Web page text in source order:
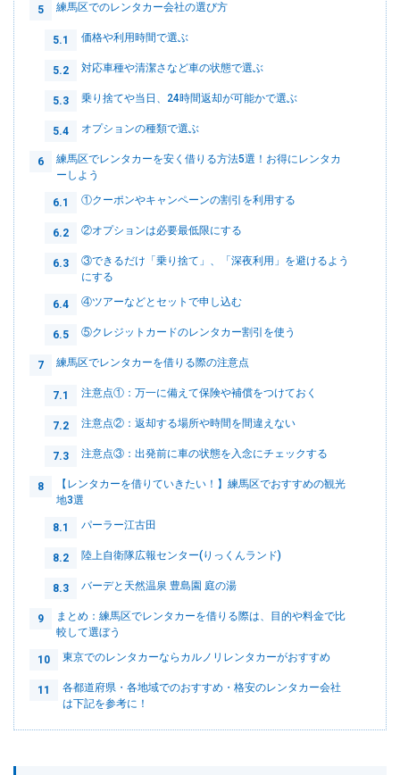
5 練馬区でのレンタカー会社の選び方
5.1 価格や利用時間で選ぶ
5.2 対応車種や清潔さなど車の状態で選ぶ
5.3 乗り捨てや当日、24時間返却が可能かで選ぶ
5.4 オプションの種類で選ぶ
6
練馬区でレンタカーを安く借りる方法5選！お得にレンタカ
ーしよう
6.1 ①クーポンやキャンペーンの割引を利用する
6.2 ②オプションは必要最低限にする
6.3
③できるだけ「乗り捨て」、「深夜利用」を避けるよう
にする
6.4 ④ツアーなどとセットで申し込む
6.5 ⑤クレジットカードのレンタカー割引を使う
7 練馬区でレンタカーを借りる際の注意点
7.1 注意点①：万一に備えて保険や補償をつけておく
7.2 注意点②：返却する場所や時間を間違えない
7.3 注意点③：出発前に車の状態を入念にチェックする
8
【レンタカーを借りていきたい！】練馬区でおすすめの観光
地3選
8.1 パーラー江古田
8.2 陸上自衛隊広報センター(りっくんランド)
8.3 バーデと天然温泉 豊島園 庭の湯
9
まとめ：練馬区でレンタカーを借りる際は、目的や料金で比
較して選ぼう
10 東京でのレンタカーならカルノリレンタカーがおすすめ
11
各都道府県・各地域でのおすすめ・格安のレンタカー会社
は下記を参考に！